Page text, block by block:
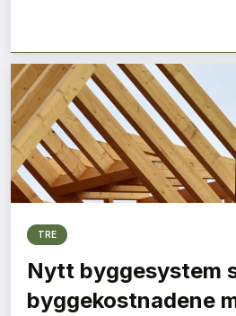
TRE
Nytt byggesystem
byggekostnadene